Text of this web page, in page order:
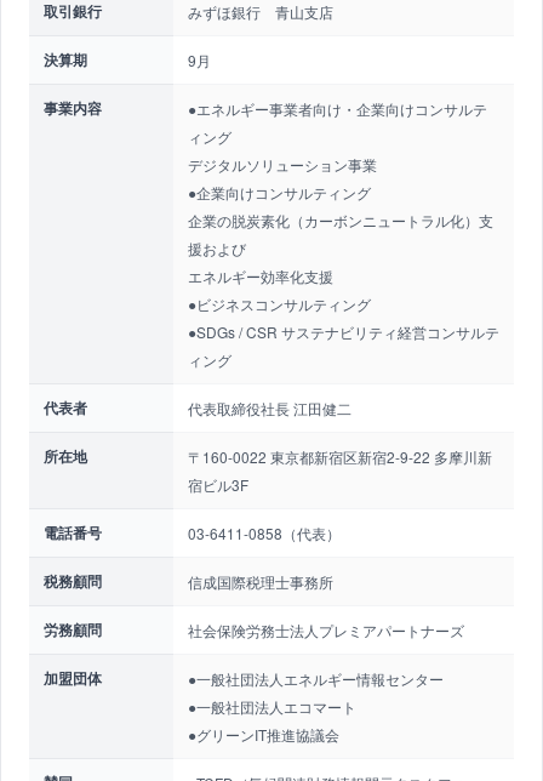
取引銀行 みずほ銀行 青山支店
決算期 9月
事業内容
●エネルギー事業者向け・企業向けコンサルテ
ィング
デジタルソリューション事業
●企業向けコンサルティング
企業の脱炭素化（カーボンニュートラル化）支
援および
エネルギー効率化支援
●ビジネスコンサルティング
●SDGs / CSR サステナビリティ経営コンサルテ
ィング
代表者 代表取締役社長 江田健二
所在地
〒160-0022 東京都新宿区新宿2-9-22 多摩川新
宿ビル3F
電話番号 03-6411-0858（代表）
税務顧問 信成国際税理士事務所
労務顧問 社会保険労務士法人プレミアパートナーズ
加盟団体
●一般社団法人エネルギー情報センター
●一般社団法人エコマート
●グリーンIT推進協議会